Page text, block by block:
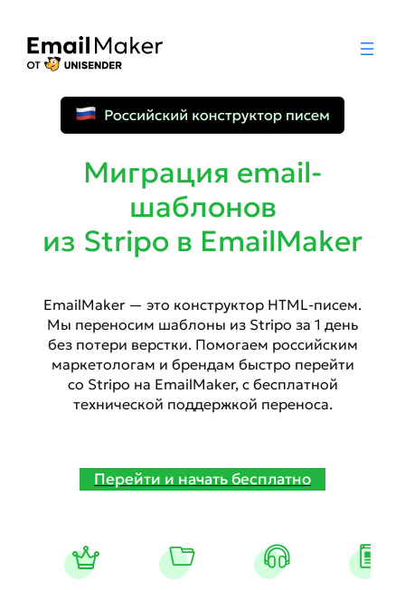
Миграция email-
шаблонов
из Stripo в EmailMaker
EmailMaker — это конструктор HTML-писем.
Мы переносим шаблоны из Stripo за 1 день
без потери верстки. Помогаем российским
маркетологам и брендам быстро перейти
со Stripo на EmailMaker, с бесплатной
технической поддержкой переноса.
Перейти и начать бесплатно